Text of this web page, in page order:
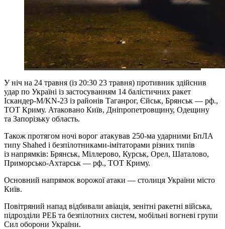
У ніч на 24 травня (із 20:30 23 травня) противник здійснив
удар по Україні із застосуванням 14 балістичних ракет
Іскандер-М/KN-23 із районів Таганрог, Єйськ, Брянськ — рф.,
ТОТ Криму. Атаковано Київ, Дніпропетровщину, Одещину
та Запорізьку область.
Також протягом ночі ворог атакував 250-ма ударними БпЛА
типу Shahed і безпілотниками-імітаторами різних типів
із напрямків: Брянськ, Міллерово, Курськ, Орел, Шаталово,
Приморсько-Ахтарськ — рф., ТОТ Криму.
Основний напрямок ворожої атаки — столиця України місто
Київ.
Повітряний напад відбивали авіація, зенітні ракетні війська,
підрозділи РЕБ та безпілотних систем, мобільні вогневі групи
Сил оборони України.